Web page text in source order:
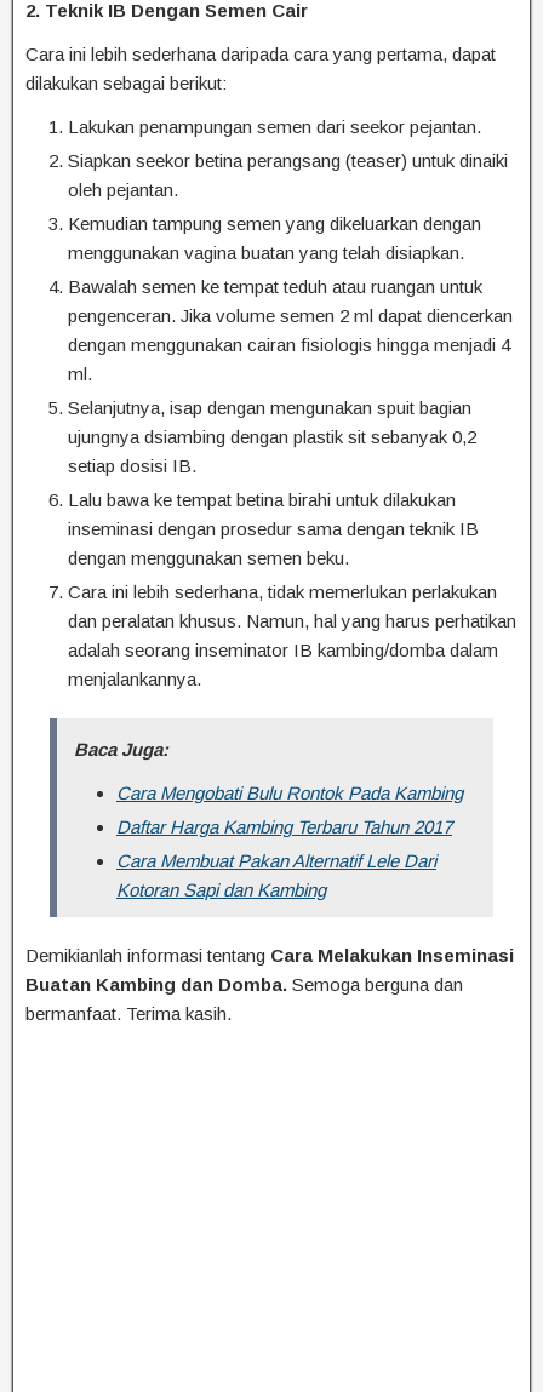
2. Teknik IB Dengan Semen Cair
Cara ini lebih sederhana daripada cara yang pertama, dapat
dilakukan sebagai berikut:
Lakukan penampungan semen dari seekor pejantan.
Siapkan seekor betina perangsang (teaser) untuk dinaiki
oleh pejantan.
Kemudian tampung semen yang dikeluarkan dengan
menggunakan vagina buatan yang telah disiapkan.
Bawalah semen ke tempat teduh atau ruangan untuk
pengenceran. Jika volume semen 2 ml dapat diencerkan
dengan menggunakan cairan fisiologis hingga menjadi 4
ml.
Selanjutnya, isap dengan mengunakan spuit bagian
ujungnya dsiambing dengan plastik sit sebanyak 0,2
setiap dosisi IB.
Lalu bawa ke tempat betina birahi untuk dilakukan
inseminasi dengan prosedur sama dengan teknik IB
dengan menggunakan semen beku.
Cara ini lebih sederhana, tidak memerlukan perlakukan
dan peralatan khusus. Namun, hal yang harus perhatikan
adalah seorang inseminator IB kambing/domba dalam
menjalankannya.
Baca Juga:
Cara Mengobati Bulu Rontok Pada Kambing
Daftar Harga Kambing Terbaru Tahun 2017
Cara Membuat Pakan Alternatif Lele Dari
Kotoran Sapi dan Kambing
Demikianlah informasi tentang Cara Melakukan Inseminasi
Buatan Kambing dan Domba. Semoga berguna dan
bermanfaat. Terima kasih.